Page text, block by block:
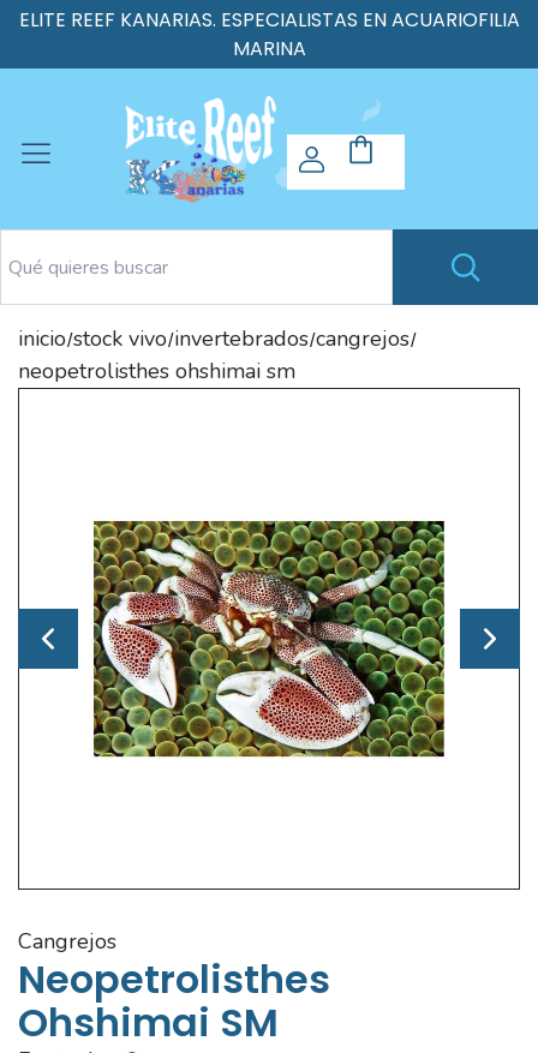
ELITE REEF KANARIAS. ESPECIALISTAS EN ACUARIOFILIA
MARINA
inicio/stock vivo/invertebrados/cangrejos/
neopetrolisthes ohshimai sm
cangrejos
Neopetrolisthes
Ohshimai SM